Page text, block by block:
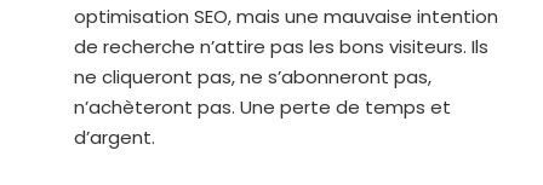
optimisation SEO, mais une mauvaise intention
de recherche n’attire pas les bons visiteurs. Ils
ne cliqueront pas, ne s’abonneront pas,
n’achèteront pas. Une perte de temps et
d’argent.